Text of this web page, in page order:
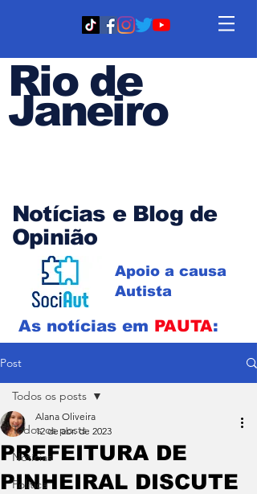
Rio de
Janeiro
Notícias e Blog de
Opinião
Apoio a causa
Autista
As notícias em PAUTA:
Post
Todos os posts
Notícias
Política
Todos os posts
PREFEITURA DE
PINHEIRAL DISCUTE
Alana Oliveira
12 de abr. de 2023